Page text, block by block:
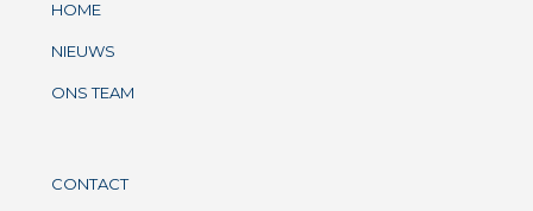
HOME
NIEUWS
ONS TEAM
CONTACT